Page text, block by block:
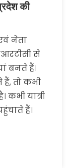
की
नेता
से
बनते हैं।
तो कभी
यात्री
हैं।